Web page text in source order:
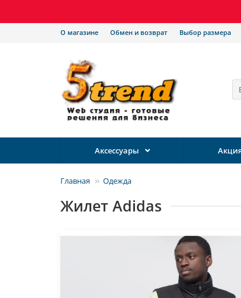
О магазине Обмен и возврат Выбор размера
Аксессуары
Главная Одежда
Жилет Adidas